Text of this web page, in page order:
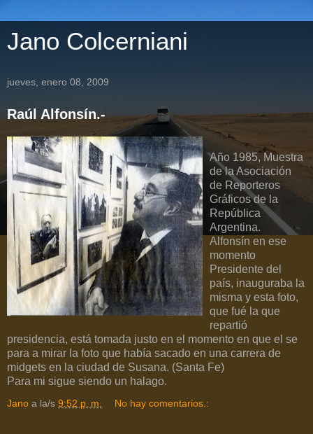
Jano Colcerniani
jueves, enero 08, 2009
Raúl Alfonsín.-
Año 1985, Muestra
de la Asociación
de Reporteros
Gráficos de la
República
Argentina.
Alfonsín en ese
momento
Presidente del
país, inauguraba la
misma y esta foto,
que fué la que
repartió
presidencia, está tomada justo en el momento en que el se
para a mirar la foto que había sacado en una carrera de
midgets en la ciudad de Susana. (Santa Fe)
Para mi sigue siendo un halago.
Jano a la/s 9:52 p. m. No hay comentarios.: